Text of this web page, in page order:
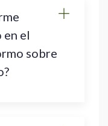
en el
sobre